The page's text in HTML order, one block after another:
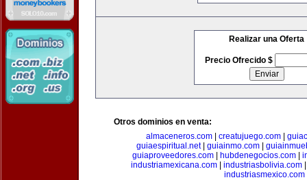
Realizar una Oferta
Precio Ofrecido $
Otros dominios en venta:
almaceneros.com
creatujuego.com
guiaespiritual.net| guiainmo.com
guiaproveedores.com
hubdenegocios.com
industriamexicana.com| industriasbolivia.com
industriasmexico.com